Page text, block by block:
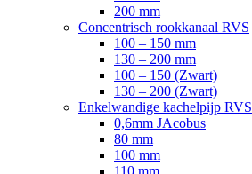
200 mm
Concentrisch rookkanaal RVS
100 – 150 mm
130 – 200 mm
100 – 150 (Zwart)
130 – 200 (Zwart)
Enkelwandige kachelpijp RVS
0,6mm JAcobus
80 mm
100 mm
110 mm